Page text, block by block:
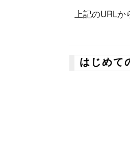
上記のURLか
はじめて